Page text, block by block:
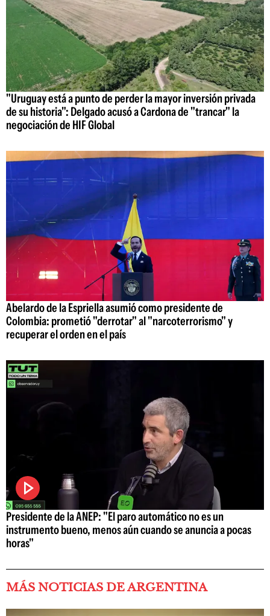
"Uruguay está a punto de perder la mayor inversión privada
de su historia": Delgado acusó a Cardona de "trancar" la
negociación de HIF Global
Abelardo de la Espriella asumió como presidente de
Colombia: prometió "derrotar" al "narcoterrorismo" y
recuperar el orden en el país
Presidente de la ANEP: "El paro automático no es un
instrumento bueno, menos aún cuando se anuncia a pocas
horas"
MÁS NOTICIAS DE ARGENTINA